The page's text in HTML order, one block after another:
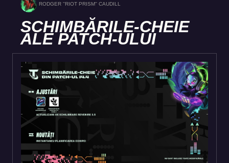
RODGER ''RIOT PRISM'' CAUDILL
SCHIMBĂRILE-CHEIE
ALE PATCH-ULUI